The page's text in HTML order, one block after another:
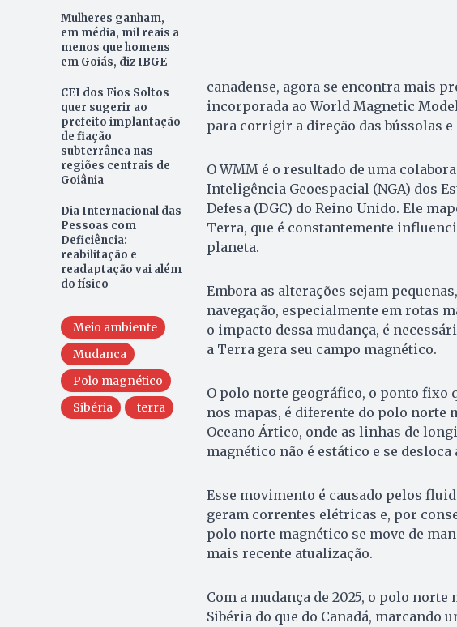
Mulheres ganham,
em média, mil reais a
menos que homens
em Goiás, diz IBGE
CEI dos Fios Soltos
quer sugerir ao
prefeito implantação
de fiação
subterrânea nas
regiões centrais de
Goiânia
Dia Internacional das
Pessoas com
Deficiência:
reabilitação e
readaptação vai além
do físico
Meio ambiente
Mudança
Polo magnético
Sibéria
terra
canadense, agora se encontra mais
incorporada ao World Magnetic
para corrigir a direção das bússolas
O WMM é o resultado de uma
Inteligência Geoespacial (NGA) dos
Defesa (DGC) do Reino Unido. Ele
Terra, que é constantemente
planeta.
Embora as alterações sejam
navegação, especialmente em rotas
o impacto dessa mudança, é
a Terra gera seu campo magnético.
O polo norte geográfico, o ponto fixo
nos mapas, é diferente do polo
Oceano Ártico, onde as linhas de
magnético não é estático e se
Esse movimento é causado pelos
geram correntes elétricas e, por
polo norte magnético se move de
mais recente atualização.
Com a mudança de 2025, o polo
Sibéria do que do Canadá, marcando